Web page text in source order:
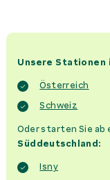
Unsere Stationen
Österreich
Schweiz
Oder starten Sie ab
Süddeutschland:
Isny